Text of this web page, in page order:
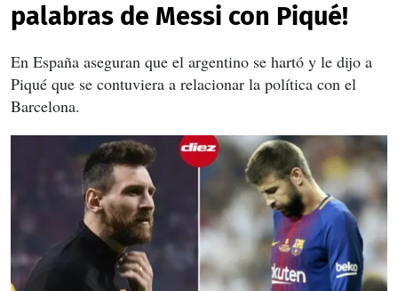
palabras de Messi con Piqué!
En España aseguran que el argentino se hartó y le dijo a
Piqué que se contuviera a relacionar la política con el
Barcelona.